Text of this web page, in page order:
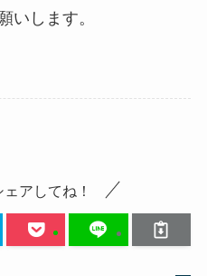
いします。
アしてね！